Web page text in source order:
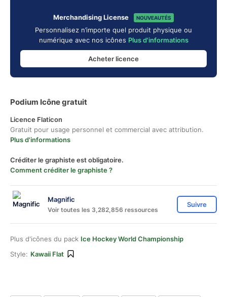
Merchandising License NOUVEAUTÉS
Personnalisez n’importe quel produit physique ou
numérique avec nos icônes Plus d'informations
Acheter licence
Podium Icône gratuit
Licence Flaticon
Gratuit pour usage personnel et commercial avec attribution.
Plus d'informations
Créditer le graphiste est obligatoire.
Comment créditer le graphiste ?
Magnific
Voir toutes les 3,282,856 ressources
Suivre
Plus d'icônes du pack Ice Hockey World Championship
Style: Kawaii Flat